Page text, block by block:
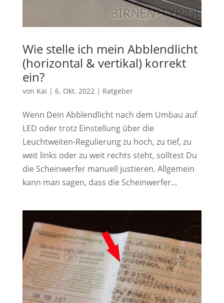
Wie stelle ich mein Abblendlicht
(horizontal & vertikal) korrekt
ein?
von Kai | 6. Okt. 2022| Ratgeber
Wenn Dein Abblendlicht nach dem Umbau auf
LED oder trotz Einstellung über die
Leuchtweiten-Regulierung zu hoch, zu tief, zu
weit links oder zu weit rechts steht, solltest Du
die Scheinwerfer manuell justieren. Allgemein
kann man sagen, dass die Scheinwerfer...